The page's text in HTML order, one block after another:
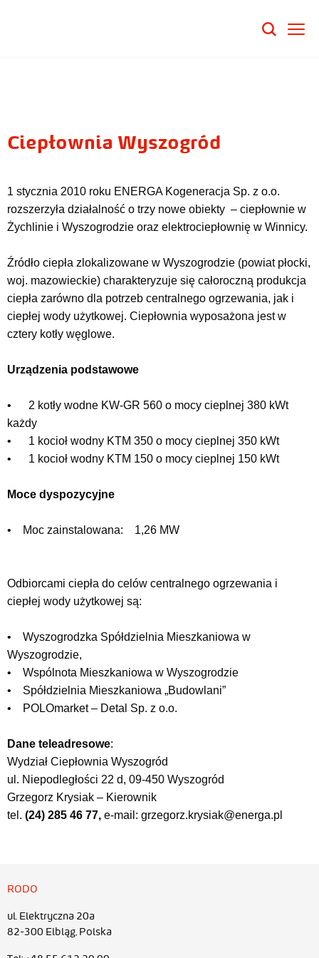
Ciepłownia Wyszogród
1 stycznia 2010 roku ENERGA Kogeneracja Sp. z o.o.
rozszerzyła działalność o trzy nowe obiekty – ciepłownie w
Żychlinie i Wyszogrodzie oraz elektrociepłownię w Winnicy.
Źródło ciepła zlokalizowane w Wyszogrodzie (powiat płocki,
woj. mazowieckie) charakteryzuje się całoroczną produkcja
ciepła zarówno dla potrzeb centralnego ogrzewania, jak i
ciepłej wody użytkowej. Ciepłownia wyposażona jest w
cztery kotły węglowe.
Urządzenia podstawowe
• 2 kotły wodne KW-GR 560 o mocy cieplnej 380 kWt
każdy
• 1 kocioł wodny KTM 350 o mocy cieplnej 350 kWt
• 1 kocioł wodny KTM 150 o mocy cieplnej 150 kWt
Moce dyspozycyjne
• Moc zainstalowana: 1,26 MW
Odbiorcami ciepła do celów centralnego ogrzewania i
ciepłej wody użytkowej są:
• Wyszogrodzka Spółdzielnia Mieszkaniowa w
Wyszogrodzie,
• Wspólnota Mieszkaniowa w Wyszogrodzie
• Spółdzielnia Mieszkaniowa „Budowlani”
• POLOmarket – Detal Sp. z o.o.
Dane teleadresowe:
Wydział Ciepłownia Wyszogród
ul. Niepodległości 22 d, 09-450 Wyszogród
Grzegorz Krysiak – Kierownik
tel. (24) 285 46 77, e-mail: grzegorz.krysiak@energa.pl
RODO
ul. Elektryczna 20a
82-300 Elbląg, Polska